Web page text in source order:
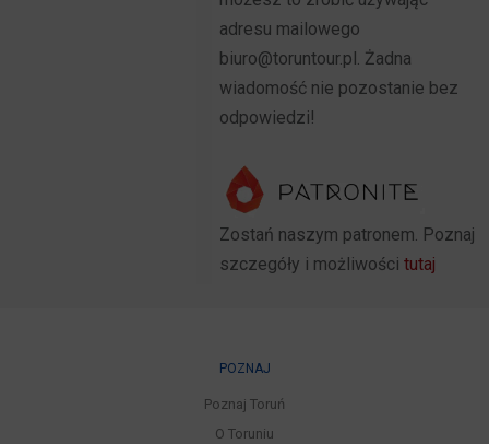
adresu mailowego
biuro@toruntour.pl. Żadna
wiadomość nie pozostanie bez
odpowiedzi!
Zostań naszym patronem. Poznaj
szczegóły i możliwości tutaj
POZNAJ
Poznaj Toruń
O Toruniu